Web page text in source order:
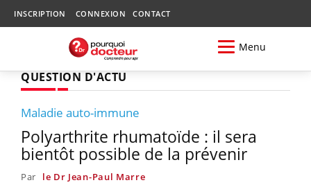
INSCRIPTION CONNEXION CONTACT
Menu
QUESTION D'ACTU
Maladie auto-immune
Polyarthrite rhumatoïde : il sera
bientôt possible de la prévenir
Par le Dr Jean-Paul Marre